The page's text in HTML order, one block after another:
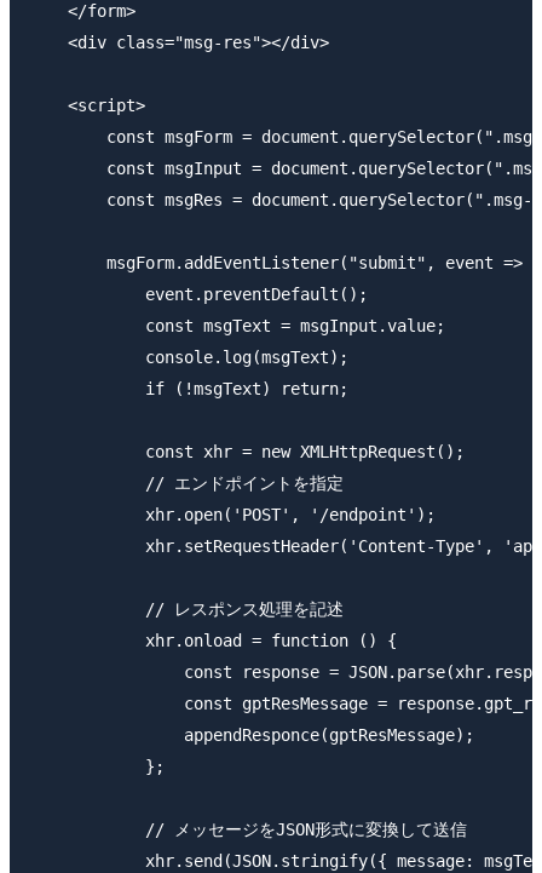
    </form>
    <div class="msg-res"></div>
    <script>
const msgForm =
const msgInput =
const msgRes = document.querySelector(".msg-
        msgForm.addEventListener("submit", event => {
            event.preventDefault();
            const msgText = msgInput.value;
            console.log(msgText);
            if (!msgText) return;
            const xhr = new XMLHttpRequest();
            // エンドポイントを指定
            xhr.open('POST', '/endpoint');
xhr.setRequestHeader('Content-Type',
            // レスポンス処理を記述
            xhr.onload = function () {
const response =
const gptResMessage =
                appendResponce(gptResMessage);
            };
            // メッセージをJSON形式に変換して送信
xhr.send(JSON.stringify({ message: